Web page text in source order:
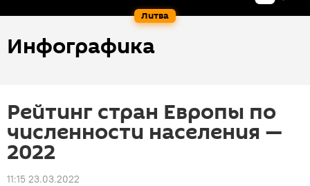
Литва
Инфографика
Рейтинг стран Европы по
численности населения —
2022
11:15 23.03.2022